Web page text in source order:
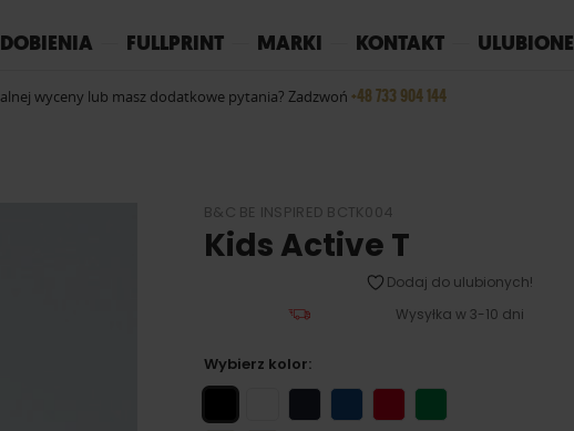
FULLPRINT MARKI KONTAKT ULUBIONE
wyceny lub masz dodatkowe pytania? Zadzwoń +48 733 904 144
B&C BE INSPIRED BCTK004
Kids Active T
Dodaj do ulubionych!
Wysyłka w 3-10 dni
Wybierz kolor: